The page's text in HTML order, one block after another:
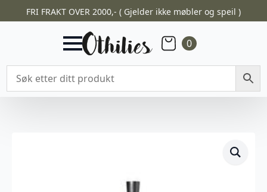
FRI FRAKT OVER 2000,- ( Gjelder ikke møbler og speil )
0